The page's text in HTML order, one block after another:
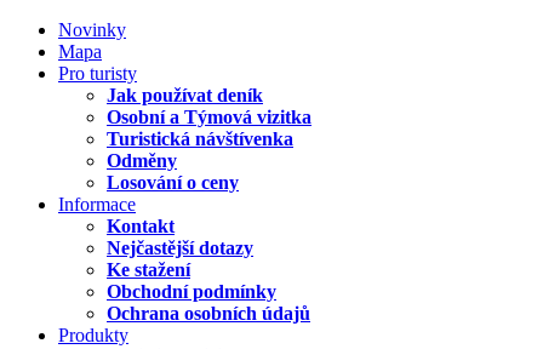
Novinky
Mapa
Pro turisty
Jak používat deník
Osobní a Týmová vizitka
Turistická návštívenka
Odměny
Losování o ceny
Informace
Kontakt
Nejčastější dotazy
Ke stažení
Obchodní podmínky
Ochrana osobních údajů
Produkty